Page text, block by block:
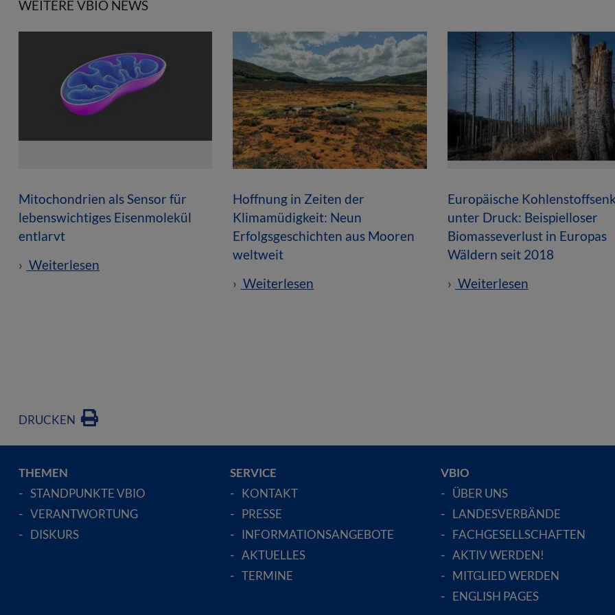
WEITERE VBIO NEWS
Mitochondrien als Sensor für
lebenswichtiges Eisenmolekül
entlarvt
Weiterlesen
Hoffnung in Zeiten der
Klimamüdigkeit: Neun
Erfolgsgeschichten aus Mooren
weltweit
Weiterlesen
Europäische
unter Druck: Beispielloser
Biomasseverlust in Europas
Wäldern seit 2018
Weiterlesen
DRUCKEN
THEMEN
STANDPUNKTE VBIO
VERANTWORTUNG
DISKURS
SERVICE
KONTAKT
PRESSE
INFORMATIONSANGEBOTE
AKTUELLES
TERMINE
VBIO
ÜBER UNS
LANDESVERBÄNDE
FACHGESELLSCHAFTEN
AKTIV WERDEN!
MITGLIED WERDEN
ENGLISH PAGES